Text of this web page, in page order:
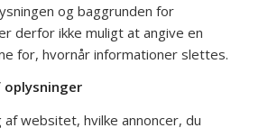
og baggrunden for
derfor ikke muligt at angive en
for, hvornår informationer slettes.
oplysninger
af websitet, hvilke annoncer, du